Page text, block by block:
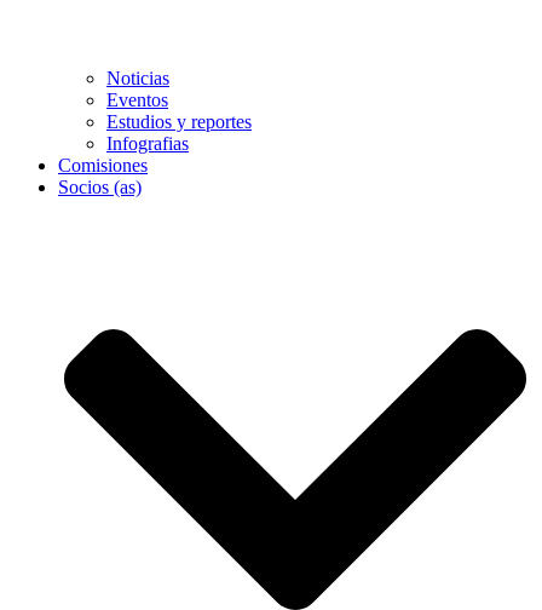
Noticias
Eventos
Estudios y reportes
Infografias
Comisiones
Socios (as)